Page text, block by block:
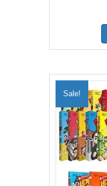
Sale!